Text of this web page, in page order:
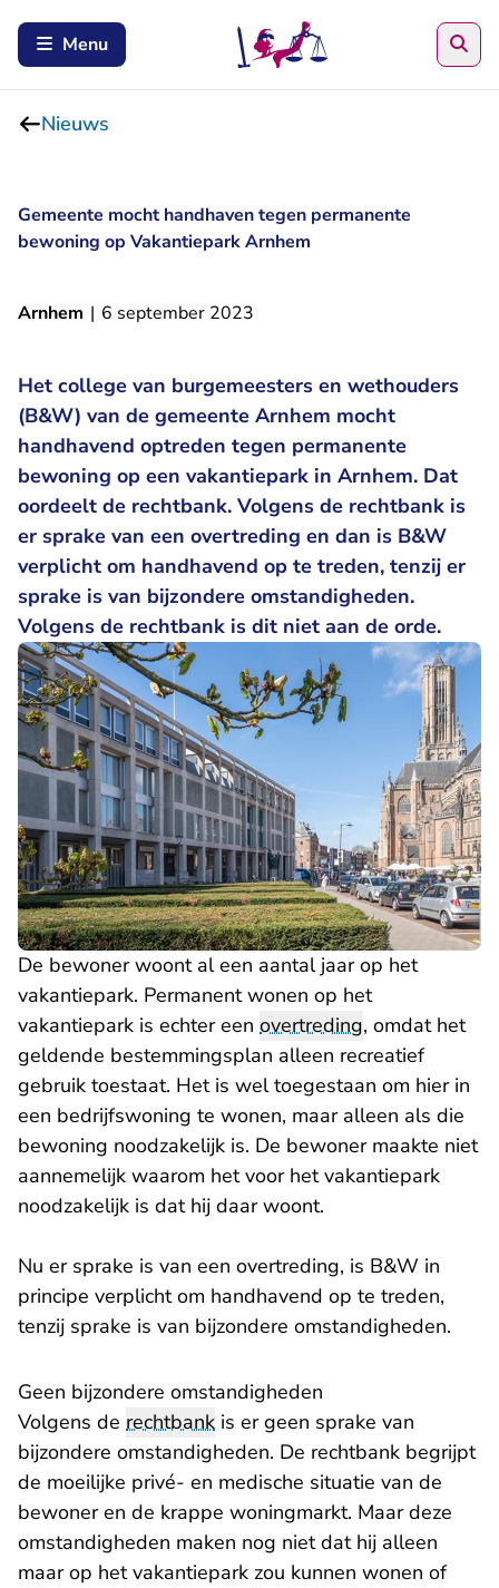
Menu
Nieuws
Gemeente mocht handhaven tegen permanente
bewoning op Vakantiepark Arnhem
Arnhem | 6 september 2023
Het college van burgemeesters en wethouders
(B&W) van de gemeente Arnhem mocht
handhavend optreden tegen permanente
bewoning op een vakantiepark in Arnhem. Dat
oordeelt de rechtbank. Volgens de rechtbank is
er sprake van een overtreding en dan is B&W
verplicht om handhavend op te treden, tenzij er
sprake is van bijzondere omstandigheden.
Volgens de rechtbank is dit niet aan de orde.
De bewoner woont al een aantal jaar op het
vakantiepark. Permanent wonen op het
vakantiepark is echter een overtreding, omdat het
geldende bestemmingsplan alleen recreatief
gebruik toestaat. Het is wel toegestaan om hier in
een bedrijfswoning te wonen, maar alleen als die
bewoning noodzakelijk is. De bewoner maakte niet
aannemelijk waarom het voor het vakantiepark
noodzakelijk is dat hij daar woont.
Nu er sprake is van een overtreding, is B&W in
principe verplicht om handhavend op te treden,
tenzij sprake is van bijzondere omstandigheden.
Geen bijzondere omstandigheden
Volgens de rechtbank is er geen sprake van
bijzondere omstandigheden. De rechtbank begrijpt
de moeilijke privé- en medische situatie van de
bewoner en de krappe woningmarkt. Maar deze
omstandigheden maken nog niet dat hij alleen
maar op het vakantiepark zou kunnen wonen of